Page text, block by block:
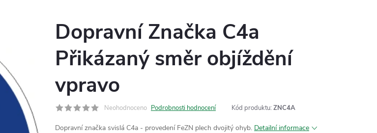
Dopravní Značka C4a
Přikázaný směr objíždění
vpravo
Neohodnoceno Podrobnosti hodnocení Kód produktu: ZNC4A
Dopravní značka svislá C4a - provedení FeZN plech dvojitý ohyb. Detailní informace